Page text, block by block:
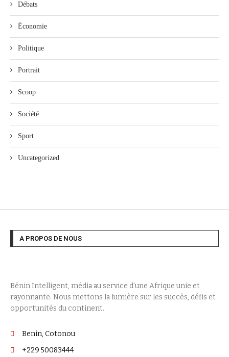
Débats
Économie
Politique
Portrait
Scoop
Société
Sport
Uncategorized
A PROPOS DE NOUS
Bénin Intelligent, média au service d’une Afrique unie et
rayonnante. Nous mettons la lumière sur les succès, défis et
opportunités du continent.
Benin, Cotonou
+229 50083444